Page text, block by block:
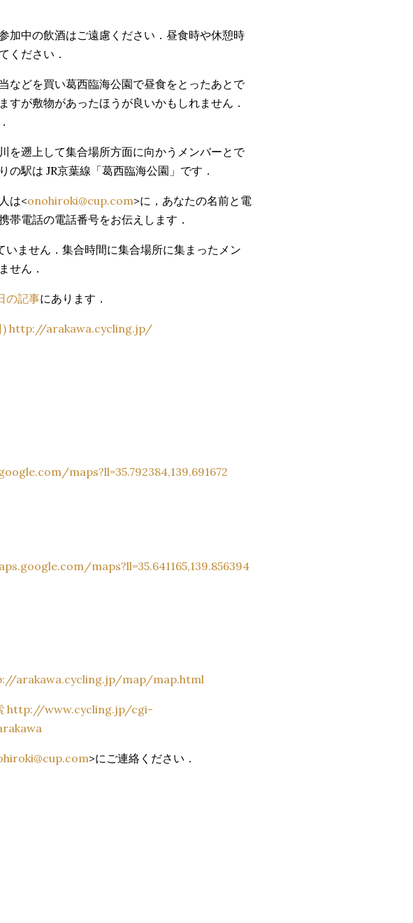
加中の飲酒はご遠慮ください．昼食時や休憩時
ください．
などを買い葛西臨海公園で昼食をとったあとで
が敷物があったほうが良いかもしれません．
を遡上して集合場所方面に向かうメンバーとで
駅は JR京葉線「葛西臨海公園」です．
は<onohiroki@cup.com>に，あなたの名前と電
帯電話の電話番号をお伝えします．
ません．集合時間に集合場所に集まったメン
せん．
の記事にあります．
) http://arakawa.cycling.jp/
maps?ll=35.792384,139.691672
maps?ll=35.641165,139.856394
arakawa.cycling.jp/map/map.html
http://www.cycling.jp/cgi-
>にご連絡ください．